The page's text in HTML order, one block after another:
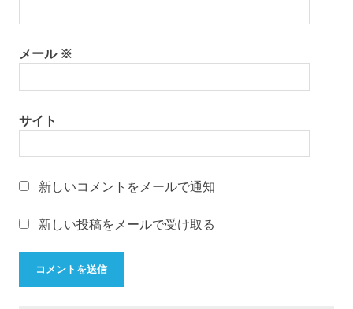
有
店
の
老
形
袖
ン
ル
メール ※
サイト
新しいコメントをメールで通知
新しい投稿をメールで受け取る